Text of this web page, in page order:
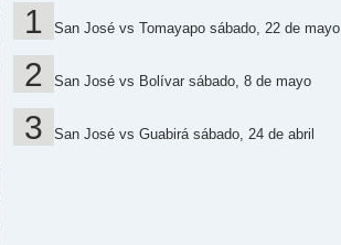
San José vs Tomayapo sábado, 22 de mayo
San José vs Bolívar sábado, 8 de mayo
San José vs Guabirá sábado, 24 de abril